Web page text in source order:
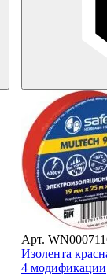
Арт.
Изолента
4 модификации